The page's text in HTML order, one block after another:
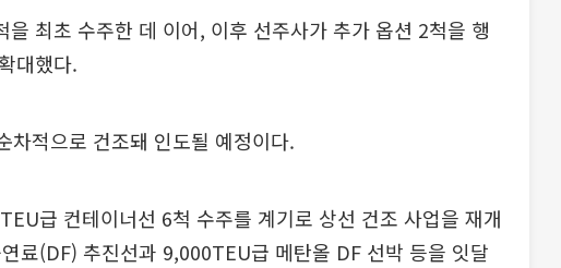
최초 수주한 데 이어, 이후 선주사가 추가 옵션 2척을 행
대했다.
차적으로 건조돼 인도될 예정이다.
급 컨테이너선 6척 수주를 계기로 상선 건조 사업을 재개
료(DF) 추진선과 9,000TEU급 메탄올 DF 선박 등을 잇달